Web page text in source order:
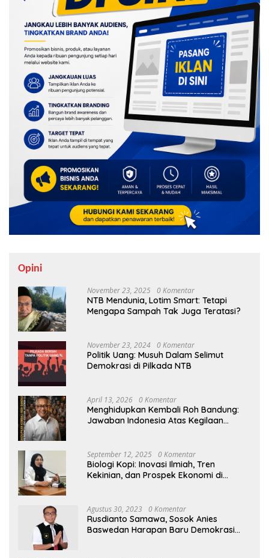
Opini
November 23, 2025 0 Komentar
NTB Mendunia, Lotim Smart: Tetapi
Mengapa Sampah Tak Juga Teratasi?
November 23, 2024 0 Komentar
Politik Uang: Musuh Dalam Selimut
Demokrasi di Pilkada NTB
April 13, 2026 0 Komentar
Menghidupkan Kembali Roh Bandung:
Jawaban Indonesia Atas Kegilaan
September 12, 2025 0 Komentar
Biologi Kopi: Inovasi Ilmiah, Tren
Kekinian, dan Prospek Ekonomi di
Agustus 30, 2023 0 Komentar
Rusdianto Samawa, Sosok Anies
Baswedan Harapan Baru Demokrasi